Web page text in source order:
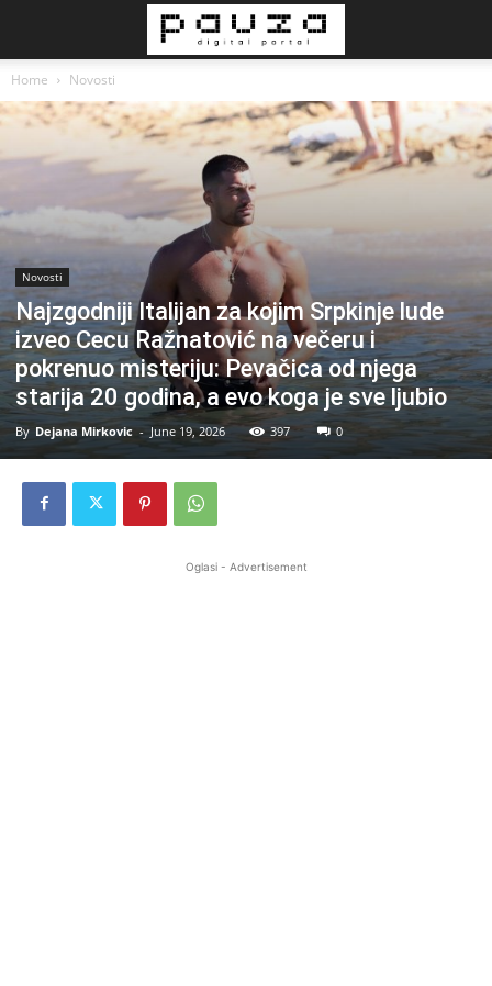
Home Novosti
Novosti
Najzgodniji Italijan za kojim Srpkinje lude
izveo Cecu Ražnatović na večeru i
pokrenuo misteriju: Pevačica od njega
starija 20 godina, a evo koga je sve ljubio
By Dejana Mirkovic - June 19, 2026 397 0
Oglasi - Advertisement